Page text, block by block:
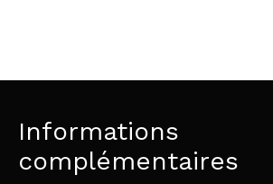
Informations
complémentaires